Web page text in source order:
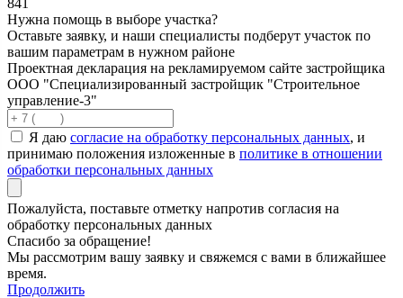
Нужна помощь в выборе участка?
Оставьте заявку, и наши специалисты подберут участок по
вашим параметрам в нужном районе
Проектная декларация на рекламируемом сайте застройщика
ООО "Специализированный застройщик "Строительное
управление-3"
Я даю согласие на обработку персональных данных, и
принимаю положения изложенные в политике в отношении
обработки персональных данных
Пожалуйста, поставьте отметку напротив согласия на
обработку персональных данных
Спасибо за обращение!
Мы рассмотрим вашу заявку и свяжемся с вами в ближайшее
время.
Продолжить